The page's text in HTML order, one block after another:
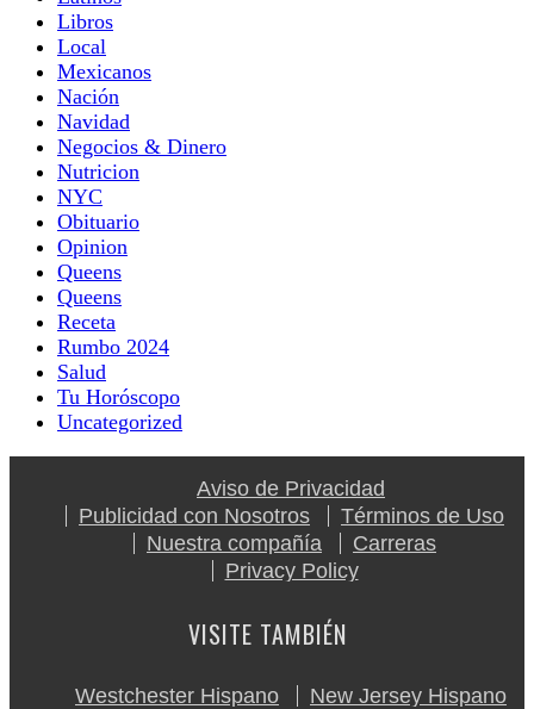
Libros
Local
Mexicanos
Nación
Navidad
Negocios & Dinero
Nutricion
NYC
Obituario
Opinion
Queens
Queens
Receta
Rumbo 2024
Salud
Tu Horóscopo
Uncategorized
Aviso de Privacidad
Publicidad con Nosotros
Términos de Uso
Nuestra compañía
Carreras
Privacy Policy
VISITE TAMBIÉN
Westchester Hispano
New Jersey Hispano